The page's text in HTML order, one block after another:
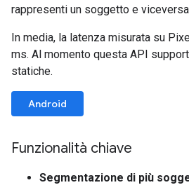
rappresenti un soggetto e
In media, la latenza misurata su
ms. Al momento questa API
statiche.
Android
Funzionalità chiave
Segmentazione di più